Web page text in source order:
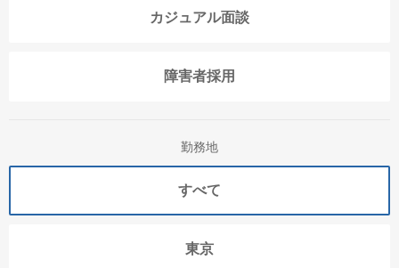
カジュアル面談
障害者採用
勤務地
すべて
東京